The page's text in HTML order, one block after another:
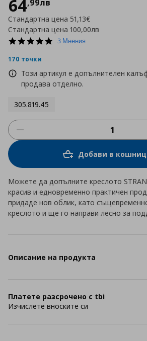
64,99лв
Стандартна цена 51,13€
Стандартна цена 100,00лв
5.0
3 Мнения
170 точки
Този артикул е допълнителен
продава отделно.
305.819.45
Добави в
Можете да допълните креслото
красив и едновременно практичен
придаде нов облик, като
креслото и ще го направи лесно за
Описание на продукта
Платете разсрочено с tbi
Изчислете вноските си